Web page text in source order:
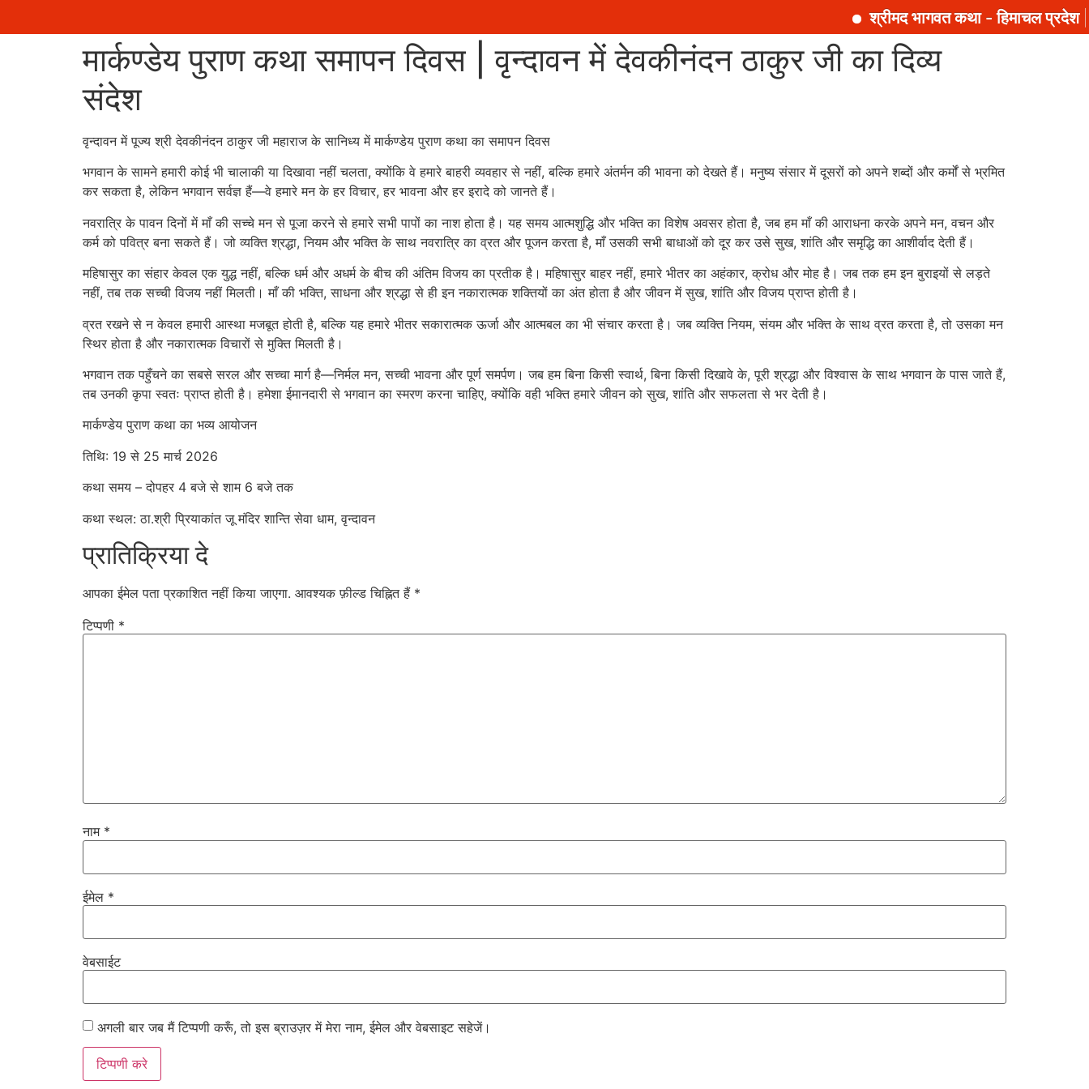
श्रीमद भागवत कथा - हिमाचल प्रदेश
मार्कण्डेय पुराण कथा समापन दिवस | वृन्दावन में देवकीनंदन ठाकुर जी का दिव्य
संदेश
वृन्दावन में पूज्य श्री देवकीनंदन ठाकुर जी महाराज के सानिध्य में मार्कण्डेय पुराण कथा का समापन दिवस
भगवान के सामने हमारी कोई भी चालाकी या दिखावा नहीं चलता, क्योंकि वे हमारे बाहरी व्यवहार से नहीं, बल्कि हमारे अंतर्मन की भावना को देखते हैं। मनुष्य संसार में दूसरों को अपने शब्दों और कर्मों से भ्रमित
कर सकता है, लेकिन भगवान सर्वज्ञ हैं—वे हमारे मन के हर विचार, हर भावना और हर इरादे को जानते हैं।
नवरात्रि के पावन दिनों में माँ की सच्चे मन से पूजा करने से हमारे सभी पापों का नाश होता है। यह समय आत्मशुद्धि और भक्ति का विशेष अवसर होता है, जब हम माँ की आराधना करके अपने मन, वचन और
कर्म को पवित्र बना सकते हैं। जो व्यक्ति श्रद्धा, नियम और भक्ति के साथ नवरात्रि का व्रत और पूजन करता है, माँ उसकी सभी बाधाओं को दूर कर उसे सुख, शांति और समृद्धि का आशीर्वाद देती हैं।
महिषासुर का संहार केवल एक युद्ध नहीं, बल्कि धर्म और अधर्म के बीच की अंतिम विजय का प्रतीक है। महिषासुर बाहर नहीं, हमारे भीतर का अहंकार, क्रोध और मोह है। जब तक हम इन बुराइयों से लड़ते
नहीं, तब तक सच्ची विजय नहीं मिलती। माँ की भक्ति, साधना और श्रद्धा से ही इन नकारात्मक शक्तियों का अंत होता है और जीवन में सुख, शांति और विजय प्राप्त होती है।
व्रत रखने से न केवल हमारी आस्था मजबूत होती है, बल्कि यह हमारे भीतर सकारात्मक ऊर्जा और आत्मबल का भी संचार करता है। जब व्यक्ति नियम, संयम और भक्ति के साथ व्रत करता है, तो उसका मन
स्थिर होता है और नकारात्मक विचारों से मुक्ति मिलती है।
भगवान तक पहुँचने का सबसे सरल और सच्चा मार्ग है—निर्मल मन, सच्ची भावना और पूर्ण समर्पण। जब हम बिना किसी स्वार्थ, बिना किसी दिखावे के, पूरी श्रद्धा और विश्वास के साथ भगवान के पास जाते हैं,
तब उनकी कृपा स्वतः प्राप्त होती है। हमेशा ईमानदारी से भगवान का स्मरण करना चाहिए, क्योंकि वही भक्ति हमारे जीवन को सुख, शांति और सफलता से भर देती है।
मार्कण्डेय पुराण कथा का भव्य आयोजन
तिथि: 19 से 25 मार्च 2026
कथा समय – दोपहर 4 बजे से शाम 6 बजे तक
कथा स्थल: ठा.श्री प्रियाकांत जू मंदिर शान्ति सेवा धाम, वृन्दावन
प्रातिक्रिया दे
आपका ईमेल पता प्रकाशित नहीं किया जाएगा. आवश्यक फ़ील्ड चिह्नित हैं *
टिप्पणी *
नाम *
ईमेल *
वेबसाईट
अगली बार जब मैं टिप्पणी करूँ, तो इस ब्राउज़र में मेरा नाम, ईमेल और वेबसाइट सहेजें।